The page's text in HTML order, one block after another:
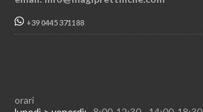
+39 0445 371188
orari